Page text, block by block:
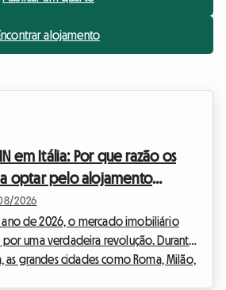
alojamento
em Itália: Por que razão os
optar pelo alojamento
2026
ano de 2026, o mercado imobiliário
por uma verdadeira revolução. Durante
as grandes cidades como Roma, Milão,